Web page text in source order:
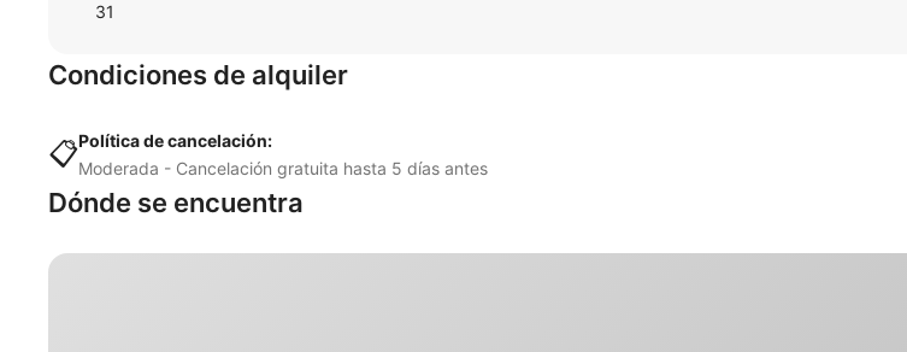
31
Condiciones de alquiler
📋Política de cancelación:
Moderada - Cancelación gratuita hasta 5 días antes
Dónde se encuentra